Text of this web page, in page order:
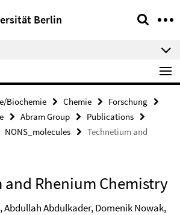
Berlin
Biochemie Chemie
Forschung
Abram Group
Publications
NONS_molecules
Technetium and
and Rhenium Chemistry
Abdullah Abdulkader, Domenik Nowak,